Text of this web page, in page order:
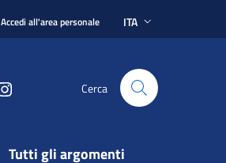
Accedi all'area personale ITA
Cerca
Tutti gli argomenti